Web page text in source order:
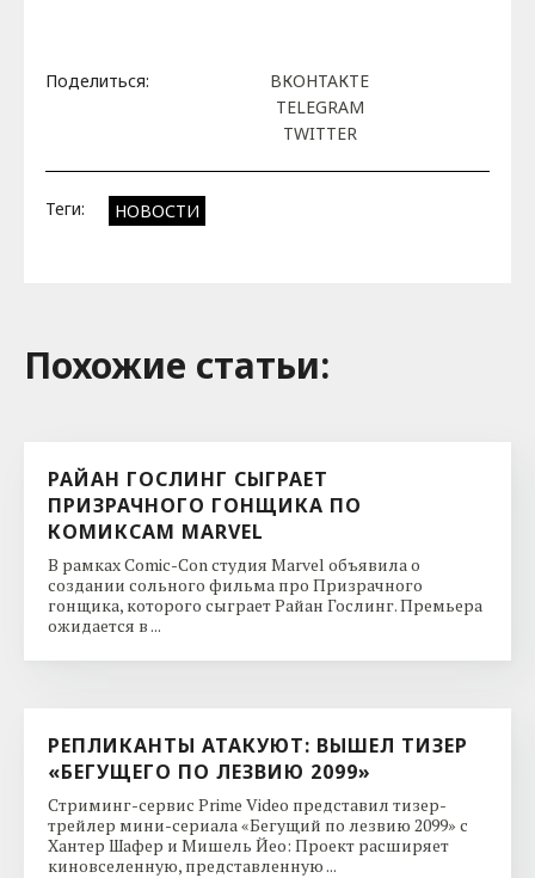
Поделиться:
ВКОНТАКТЕ
TELEGRAM
TWITTER
Теги: НОВОСТИ
Похожие cтатьи:
РАЙАН ГОСЛИНГ СЫГРАЕТ
ПРИЗРАЧНОГО ГОНЩИКА ПО
КОМИКСАМ MARVEL
В рамках Comic-Con студия Marvel объявила о
создании сольного фильма про Призрачного
гонщика, которого сыграет Райан Гослинг. Премьера
ожидается в ...
РЕПЛИКАНТЫ АТАКУЮТ: ВЫШЕЛ ТИЗЕР
«БЕГУЩЕГО ПО ЛЕЗВИЮ 2099»
Стриминг-сервис Prime Video представил тизер-
трейлер мини-сериала «Бегущий по лезвию 2099» с
Хантер Шафер и Мишель Йео: Проект расширяет
киновселенную, представленную ...